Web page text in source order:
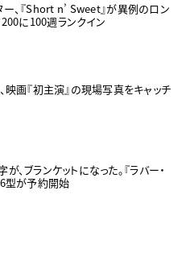
ー、『Short n’ Sweet』が異例のロン
200に100週ランクイン
映画『初主演』の現場写真をキャッチ
、ブランケットになった。『ラバー・
型が予約開始